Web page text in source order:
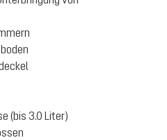
(bis 3.0 Liter)